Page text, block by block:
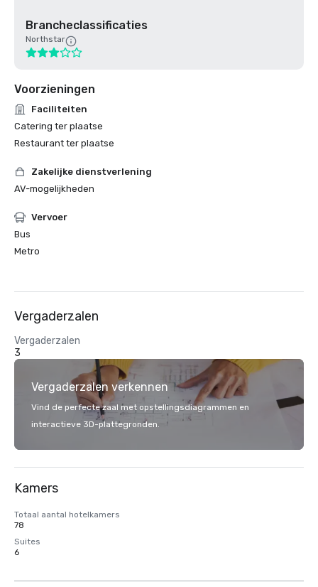
Brancheclassificaties
Northstar
Voorzieningen
Faciliteiten
Catering ter plaatse
Restaurant ter plaatse
Zakelijke dienstverlening
AV-mogelijkheden
Vervoer
Bus
Metro
Vergaderzalen
Vergaderzalen
3
Vergaderzalen verkennen
Vind de perfecte zaal met opstellingsdiagrammen en
interactieve 3D-plattegronden.
Kamers
Totaal aantal hotelkamers
78
Suites
6